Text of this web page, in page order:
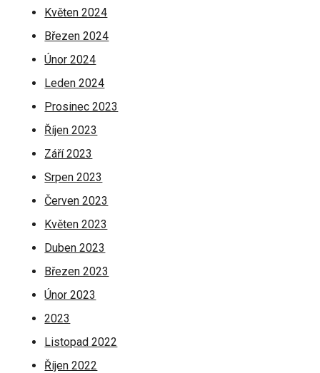
Květen 2024
Březen 2024
Únor 2024
Leden 2024
Prosinec 2023
Říjen 2023
Září 2023
Srpen 2023
Červen 2023
Květen 2023
Duben 2023
Březen 2023
Únor 2023
2023
Listopad 2022
Říjen 2022